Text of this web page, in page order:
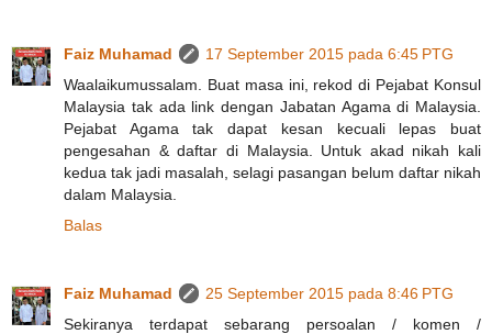
Faiz Muhamad
17 September 2015 pada 6:45 PTG
Waalaikumussalam. Buat masa ini, rekod di Pejabat Konsul
Malaysia tak ada link dengan Jabatan Agama di Malaysia.
Pejabat Agama tak dapat kesan kecuali lepas buat
pengesahan & daftar di Malaysia. Untuk akad nikah kali
kedua tak jadi masalah, selagi pasangan belum daftar nikah
dalam Malaysia.
Balas
Faiz Muhamad
25 September 2015 pada 8:46 PTG
Sekiranya terdapat sebarang persoalan / komen /